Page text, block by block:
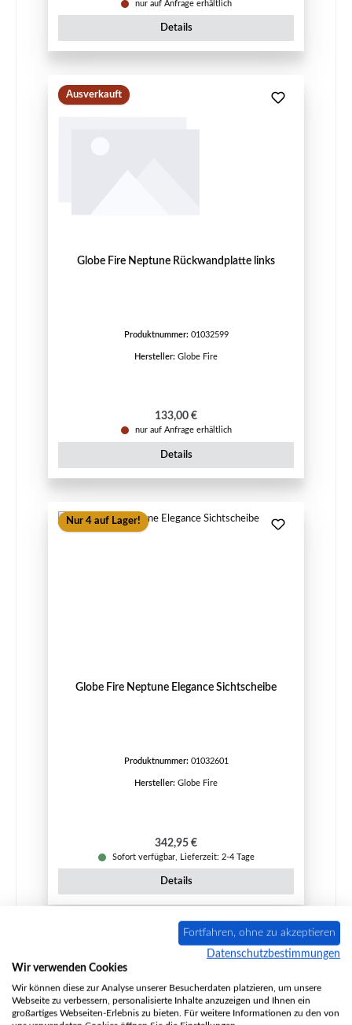
nur auf Anfrage erhältlich
Details
Ausverkauft
Globe Fire Neptune Rückwandplatte links
Produktnummer: 01032599
Hersteller: Globe Fire
Regulärer Preis:
133,00 €
nur auf Anfrage erhältlich
Details
Nur 4 auf Lager!
Globe Fire Neptune Elegance Sichtscheibe
Produktnummer: 01032601
Hersteller: Globe Fire
Regulärer Preis:
342,95 €
Sofort verfügbar, Lieferzeit: 2-4 Tage
Details
Fortfahren, ohne zu akzeptieren
Datenschutzbestimmungen
Wir verwenden Cookies
Wir können diese zur Analyse unserer Besucherdaten platzieren, um unsere
Webseite zu verbessern, personalisierte Inhalte anzuzeigen und Ihnen ein
großartiges Webseiten-Erlebnis zu bieten. Für weitere Informationen zu den von